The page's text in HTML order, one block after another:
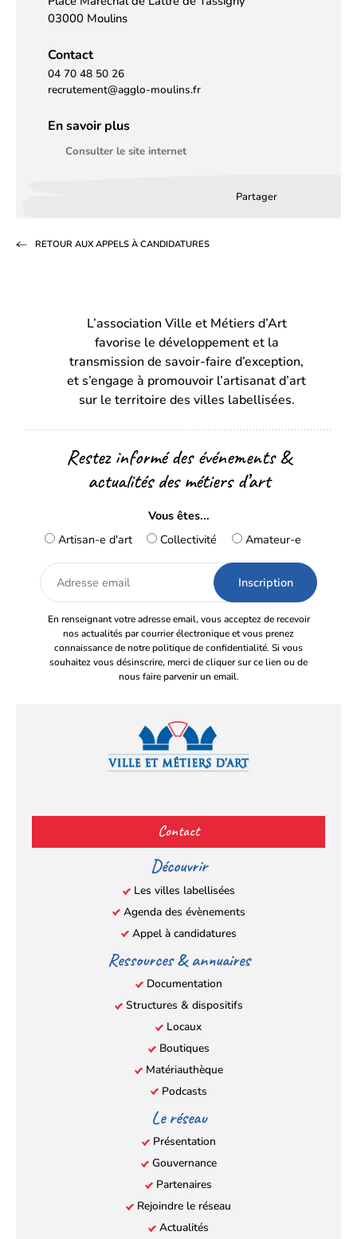
03000 Moulins
Contact
04 70 48 50 26
recrutement@agglo-moulins.fr
En savoir plus
Consulter le site internet
Partager
un
onglet)onglet)
RETOUR AUX APPELS À CANDIDATURES
L’association Ville et Métiers d’Art
favorise le développement et la
transmission de savoir-faire d’exception,
et s’engage à promouvoir l’artisanat d’art
sur le territoire des villes labellisées.
Restez informé des événements &
actualités des métiers d’art
Vous êtes...
Artisan-e d'art
Collectivité Amateur-e
Adresse
email
En renseignant votre adresse email, vous acceptez de recevoir
nos actualités par courrier électronique et vous prenez
connaissance de notre politique de confidentialité. Si vous
souhaitez vous désinscrire, merci de cliquer sur ce lien ou de
nous faire parvenir un email.
(s’ouvre
dans
un
nouvel
onglet)
(s’ouvre
dans
un
nouvel
onglet)
(s’ouvre
dans
un
nouvel
onglet)
(s’ouvre
un
nouvel
onglet)
Contact
Découvrir
Les villes labellisées
Agenda des évènements
Appel à candidatures
Ressources & annuaires
Documentation
Structures & dispositifs
Locaux
Boutiques
Matériauthèque
Podcasts
Le réseau
Présentation
Gouvernance
Partenaires
Rejoindre le réseau
Actualités